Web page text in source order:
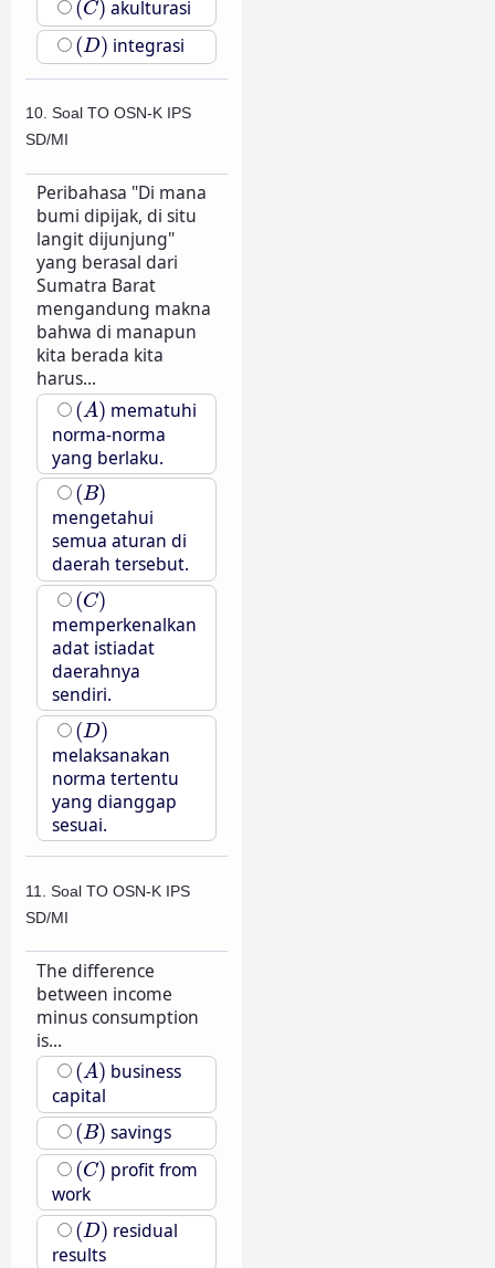
(C) akulturasi
(D)
(D) integrasi
10. Soal TO OSN-K IPS
SD/MI
Peribahasa "Di mana
bumi dipijak, di situ
langit dijunjung"
yang berasal dari
Sumatra Barat
mengandung makna
bahwa di manapun
kita berada kita
harus...
(A)
(A) mematuhi
norma-norma
yang berlaku.
(B)
(B)
mengetahui
semua aturan di
daerah tersebut.
(C)
(C)
memperkenalkan
adat istiadat
daerahnya
sendiri.
(D)
(D)
melaksanakan
norma tertentu
yang dianggap
sesuai.
11. Soal TO OSN-K IPS
SD/MI
The difference
between income
minus consumption
is...
(A)
(A) business
capital
(B)
(B) savings
(C)
(C) profit from
work
(D)
(D) residual
results